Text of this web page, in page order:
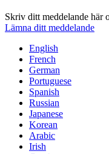
Skriv ditt meddelande här
Lämna ditt meddelande
English
French
German
Portuguese
Spanish
Russian
Japanese
Korean
Arabic
Irish